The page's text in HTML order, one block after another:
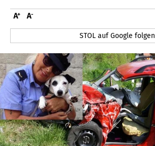
STOL auf Google folgen